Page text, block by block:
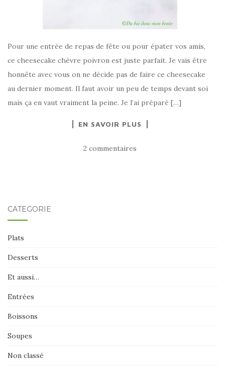
Pour une entrée de repas de fête ou pour épater vos amis,
ce cheesecake chèvre poivron est juste parfait. Je vais être
honnête avec vous on ne décide pas de faire ce cheesecake
au dernier moment. Il faut avoir un peu de temps devant soi
mais ça en vaut vraiment la peine. Je l’ai préparé […]
EN SAVOIR PLUS
2 commentaires
CATÉGORIE
Plats
Desserts
Et aussi…
Entrées
Boissons
Soupes
Non classé